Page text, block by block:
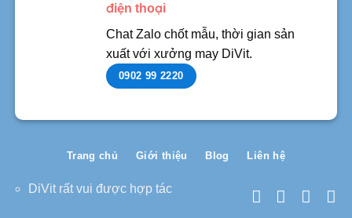
điện thoại
Chat Zalo chốt mẫu, thời gian sản
xuất với xưởng may DiVit.
0902 99 2220
DiVit rất vui được hợp tác
Trang chủ Giới thiệu Blog Liên hệ